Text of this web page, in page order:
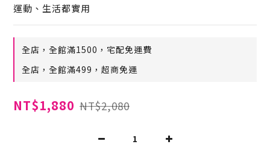
運動、生活都實用
全店，全館滿1500，宅配免運費
全店，全館滿499，超商免運
NT$1,880 NT$2,080